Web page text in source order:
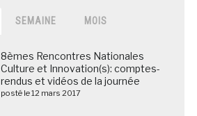
SEMAINE MOIS
8èmes Rencontres Nationales
Culture et Innovation(s): comptes-
rendus et vidéos de la journée
posté le 12 mars 2017